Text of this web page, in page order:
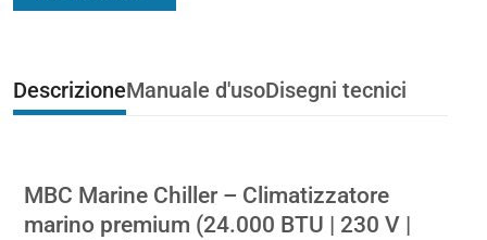
DescrizioneManuale d'usoDisegni tecnici
MBC Marine Chiller – Climatizzatore
marino premium (24.000 BTU | 230 V |